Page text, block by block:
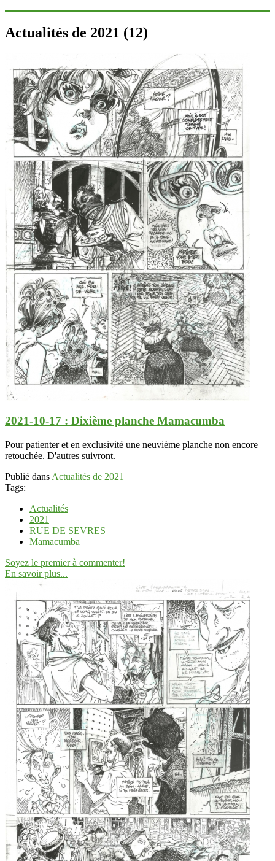
Actualités de 2021 (12)
2021-10-17 : Dixième planche Mamacumba
Pour patienter et en exclusivité une neuvième planche non encore
retouchée. D'autres suivront.
Publié dans Actualités de 2021
Tags:
Actualités
2021
RUE DE SEVRES
Mamacumba
Soyez le premier à commenter!
En savoir plus...